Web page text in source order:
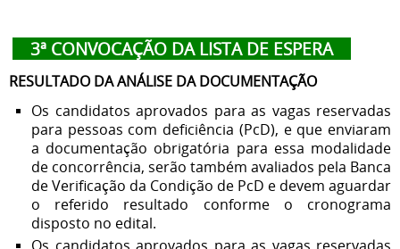
3ª CONVOCAÇÃO DA LISTA DE ESPERA
RESULTADO DA ANÁLISE DA DOCUMENTAÇÃO
Os candidatos aprovados para as vagas reservadas
para pessoas com deficiência (PcD), e que enviaram
a documentação obrigatória para essa modalidade
de concorrência, serão também avaliados pela Banca
de Verificação da Condição de PcD e devem aguardar
o referido resultado conforme o cronograma
disposto no edital.